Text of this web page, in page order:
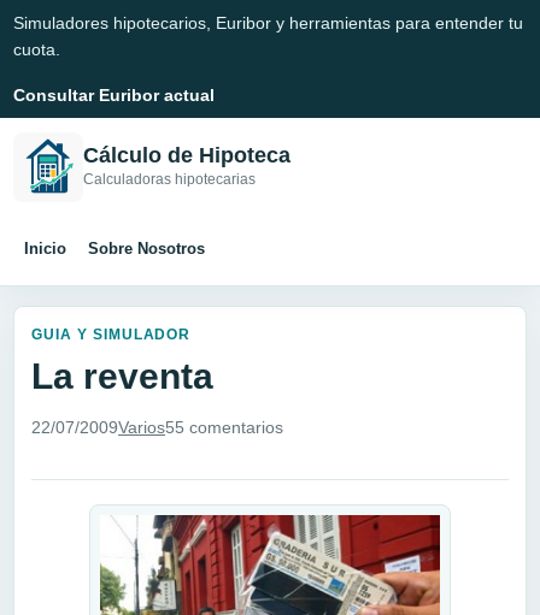
Simuladores hipotecarios, Euribor y herramientas para entender tu
cuota.
Consultar Euribor actual
Cálculo de Hipoteca
Calculadoras hipotecarias
Inicio Sobre Nosotros
GUIA Y SIMULADOR
La reventa
22/07/2009Varios55 comentarios